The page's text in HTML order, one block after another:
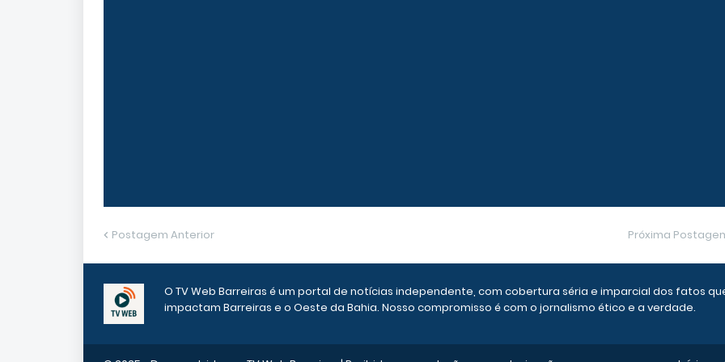
Postagem Anterior Próxima
O TV Web Barreiras é um portal de notícias independente, com cobertura séria e imparcial dos fatos
impactam Barreiras e o Oeste da Bahia. Nosso compromisso é com o jornalismo ético e a verdade.